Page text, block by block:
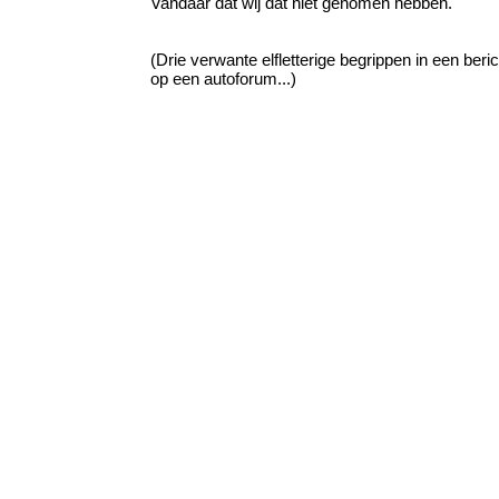
(Drie verwante elfletterige begrippen in een
op een autoforum...)